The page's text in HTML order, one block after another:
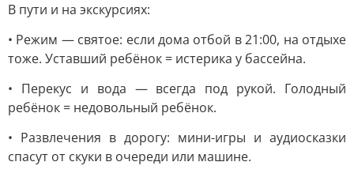
В пути и на экскурсиях:
• Режим — святое: если дома отбой в 21:00, на отдыхе
тоже. Уставший ребёнок = истерика у бассейна.
• Перекус и вода — всегда под рукой. Голодный
ребёнок = недовольный ребёнок.
• Развлечения в дорогу: мини-игры и аудиосказки
спасут от скуки в очереди или машине.